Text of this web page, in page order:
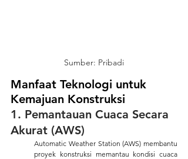
Sumber: Pribadi
Manfaat Teknologi untuk
Kemajuan Konstruksi
1. Pemantauan Cuaca Secara
Akurat (AWS)
Automatic Weather Station (AWS) membantu
proyek konstruksi memantau kondisi cuaca